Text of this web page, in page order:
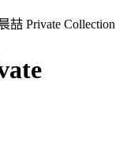
喆 Private Collection